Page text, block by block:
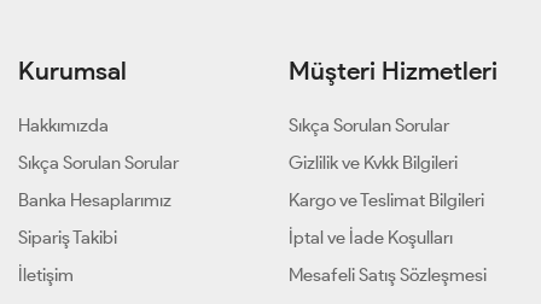
Kurumsal
Hakkımızda
Sıkça Sorulan Sorular
Banka Hesaplarımız
Sipariş Takibi
İletişim
Müşteri Hizmetleri
Sıkça Sorulan Sorular
Gizlilik ve Kvkk Bilgileri
Kargo ve Teslimat Bilgileri
İptal ve İade Koşulları
Mesafeli Satış Sözleşmesi